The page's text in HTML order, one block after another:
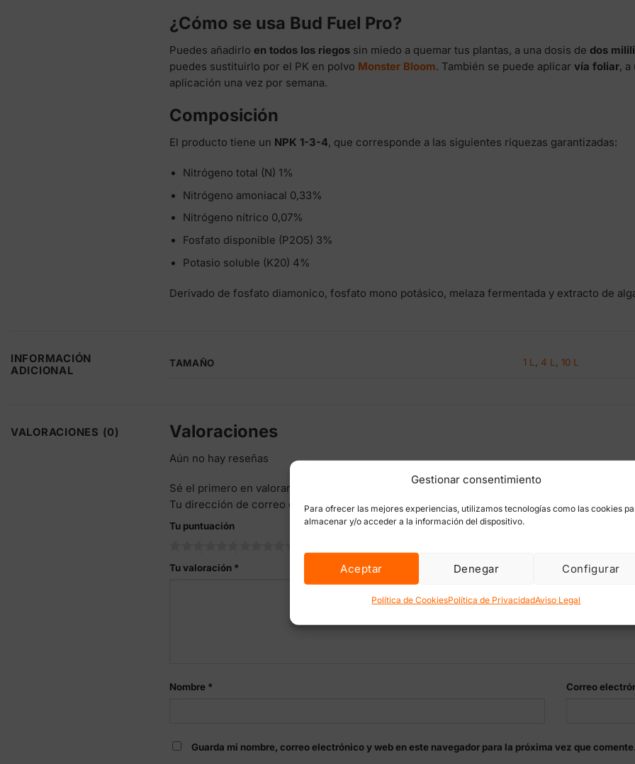
Gestionar consentimiento
Para ofrecer las mejores experiencias, utilizamos tecnologías como las cookies
almacenar y/o acceder a la información del dispositivo.
Aceptar Denegar Configurar
Política de CookiesPolítica de PrivacidadAviso Legal
¿Cómo se usa Bud Fuel Pro?
Puedes añadirlo en todos los riegos sin miedo a quemar tus plantas, a una dosis de dos
puedes sustituirlo por el PK en polvo Monster Bloom. También se puede aplicar vía foliar, a
aplicación una vez por semana.
Composición
El producto tiene un NPK 1-3-4, que corresponde a las siguientes riquezas garantizadas:
Nitrógeno total (N) 1%
Nitrógeno amoniacal 0,33%
Nitrógeno nítrico 0,07%
Fosfato disponible (P2O5) 3%
Potasio soluble (K20) 4%
Derivado de fosfato diamonico, fosfato mono potásico, melaza fermentada y extracto de
INFORMACIÓN
ADICIONAL
TAMAÑO 1 L, 4 L, 10 L
VALORACIONES (0) Valoraciones
Aún no hay reseñas
Sé el primero en valorar “Bud Fuel Pro Grotek estimulador floración”
Tu dirección de correo electrónico no será publicada. Los campos obligatorios están
Tu puntuación
Tu valoración *
Nombre * Correo
Guarda mi nombre, correo electrónico y web en este navegador para la próxima vez que